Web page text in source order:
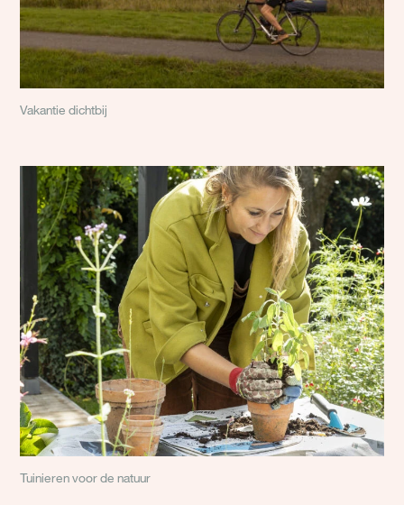
Vakantie dichtbij
Tuinieren voor de natuur